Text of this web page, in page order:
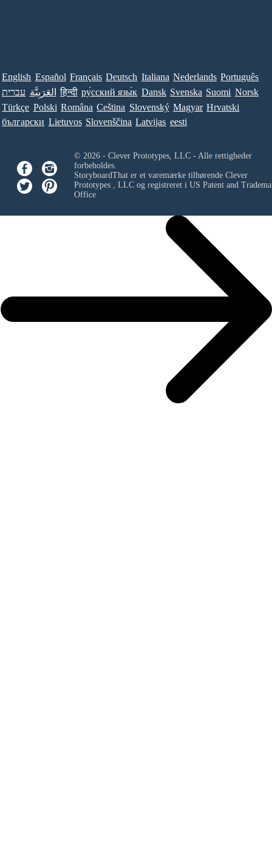
English Español Français Deutsch Italiana Nederlands Português
עברית العَرَبِيَّة हिन्दी ру́сский язы́к Dansk Svenska Suomi Norsk
Türkçe Polski Româna Ceština Slovenský Magyar Hrvatski
български Lietuvos Slovenščina Latvijas eesti
© 2026 - Clever Prototypes, LLC - Alle rettigheder
forbeholdes.
StoryboardThat er et varemærke tilhørende Clever
Prototypes , LLCog registreret i US Patent and
Office